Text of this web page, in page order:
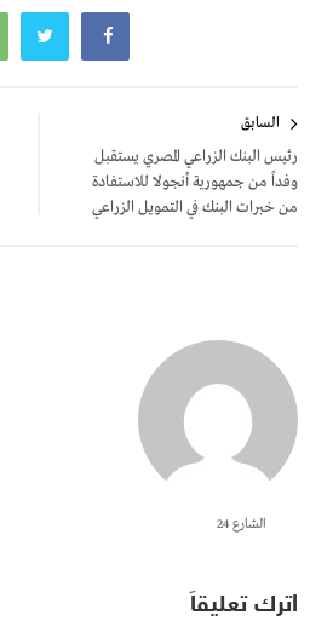
المقالات
السابق
رئيس البنك الزراعي المصري يستقبل
وفداً من جمهورية أنجولا للاستفادة
من خبرات البنك في التمويل الزراعي
الشارع 24
اترك تعليقاً